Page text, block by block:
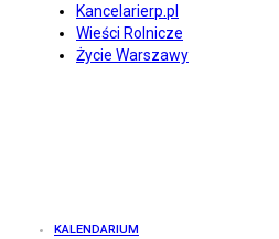
Kancelarierp.pl
Wieści Rolnicze
Życie Warszawy
KALENDARIUM